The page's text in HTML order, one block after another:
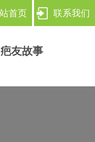
首页 联系我们
疤友故事